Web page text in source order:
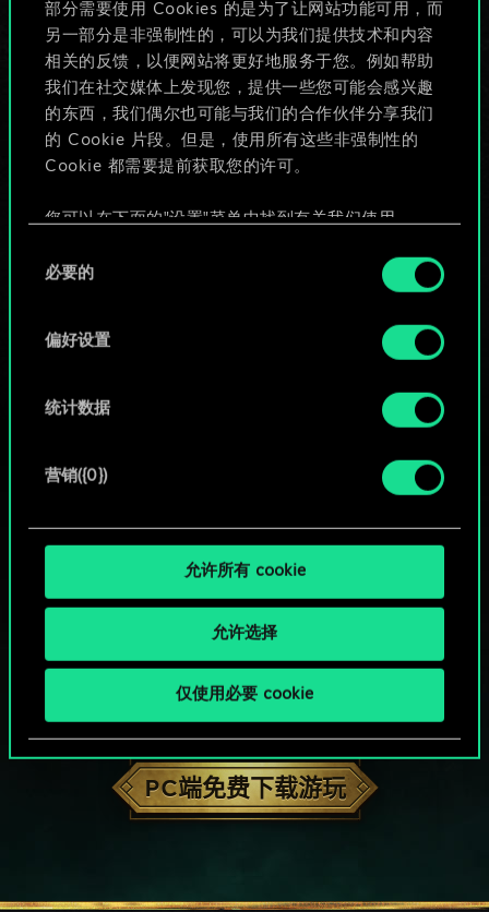
部分需要使用 Cookies 的是为了让网站功能可用，而
另一部分是非强制性的，可以为我们提供技术和内容
相关的反馈，以便网站将更好地服务于您。例如帮助
我们在社交媒体上发现您，提供一些您可能会感兴趣
的东西，我们偶尔也可能与我们的合作伙伴分享我们
的 Cookie 片段。但是，使用所有这些非强制性的
Cookie 都需要提前获取您的许可。
您可以在下面的"设置"菜单中找到有关我们使用
好。一旦您了解了其中的内容并准备好继续，请点
必要的
偏好设置
统计数据
营销({0})
允许所有 cookie
允许选择
仅使用必要 cookie
些！
给牌组命名并撰写攻略
编辑牌组
HOW ABOUT A ROUND OF GWENT?
PC端免费下载游玩